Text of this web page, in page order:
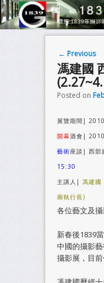
Post
← Previous
馮建國
Posted on
展覽期間|
開幕酒會|
藝術座談| 西部
15:30
主講人| 馮建國
廊執行長)
各位藝文及
新春後1839
中國的攝影
攝影展，目前